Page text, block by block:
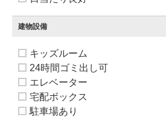
建物設備
キッズルーム
24時間ゴミ出し可
エレベーター
宅配ボックス
駐車場あり